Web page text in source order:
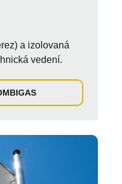
a izolovaná
vedení.